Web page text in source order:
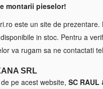
montarii pieselor!
este un site de prezentare.
in stoc. Pentru a
va rugam sa ne contactati
SRL
pe acest website, SC RAUL